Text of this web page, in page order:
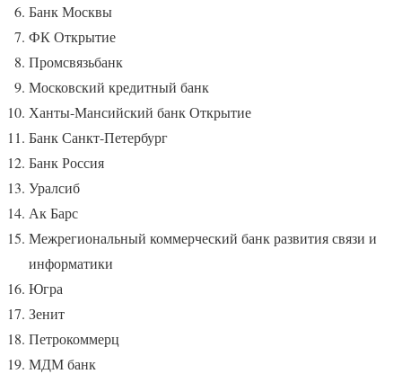
Банк Москвы
ФК Открытие
Промсвязьбанк
Московский кредитный банк
Ханты-Мансийский банк Открытие
Банк Санкт-Петербург
Банк Россия
Уралсиб
Ак Барс
Межрегиональный коммерческий банк развития связи и
информатики
Югра
Зенит
Петрокоммерц
МДМ банк